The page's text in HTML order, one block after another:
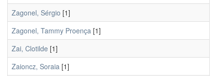
Zagonel, Sérgio [1]
Zagonel, Tammy Proença [1]
Zai, Clotilde [1]
Zaioncz, Soraia [1]